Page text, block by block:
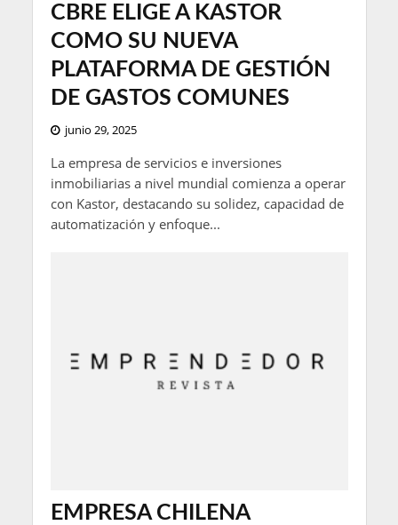
CBRE ELIGE A KASTOR
COMO SU NUEVA
PLATAFORMA DE GESTIÓN
DE GASTOS COMUNES
junio 29, 2025
La empresa de servicios e inversiones
inmobiliarias a nivel mundial comienza a operar
con Kastor, destacando su solidez, capacidad de
automatización y enfoque...
EMPRESA CHILENA